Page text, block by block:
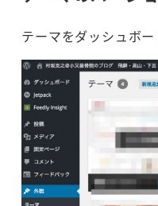
テーマをダッシュボー